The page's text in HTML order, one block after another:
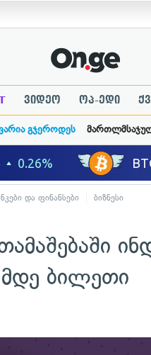
ვიდეო ოპ-ედი
გჯეროდეს
და ფინანსები ბიზნესი
ბილეთი